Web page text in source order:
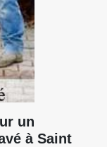
un
à Saint